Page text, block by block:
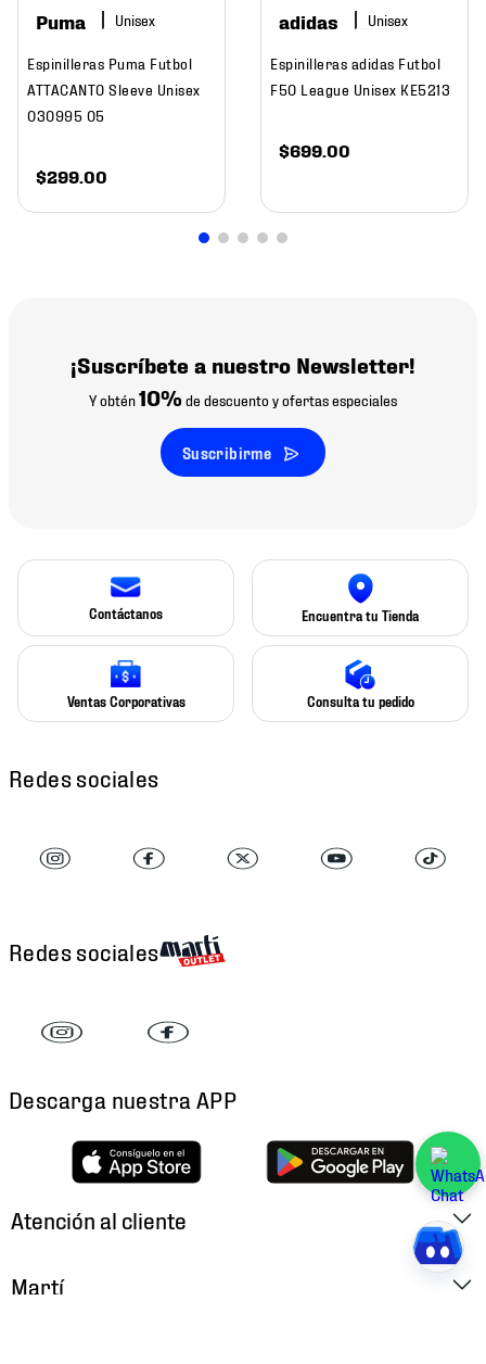
Puma
Espinilleras Puma Futbol
ATTACANTO Sleeve Unisex
030995 05
$299.00
adidas
Espinilleras adidas Futbol
F50 League Unisex KE5213
$699.00
¡Suscríbete a nuestro Newsletter!
Y obtén10% de descuento y ofertas especiales
Suscribirme
Contáctanos Encuentra tu Tienda
Ventas Corporativas Consulta tu pedido
Redes sociales
Redes sociales
Descarga nuestra APP
Atención al cliente
Martí